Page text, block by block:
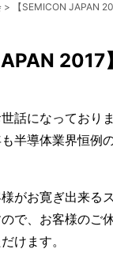
> 【SEMICON JAPAN
話になっておりま
半導体業界恒例
がお寛ぎ出来る
で、お客様のご
けます。